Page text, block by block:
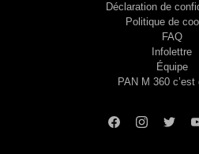
Déclaration de
Politique de
FAQ
Infolettre
Équipe
PAN M 360 c’est